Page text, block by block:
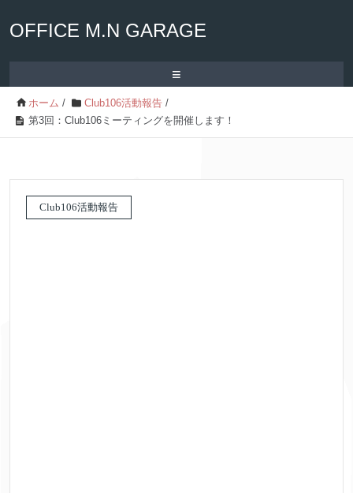
OFFICE M.N GARAGE
≡
ホーム / Club106活動報告 /
第3回：Club106ミーティングを開催します！
Club106活動報告